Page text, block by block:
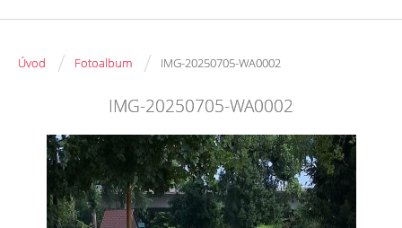
Úvod / Fotoalbum / IMG-20250705-WA0002
IMG-20250705-WA0002